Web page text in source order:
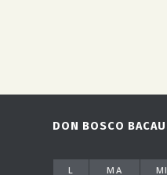
DON BOSCO BACAU
L MA MI